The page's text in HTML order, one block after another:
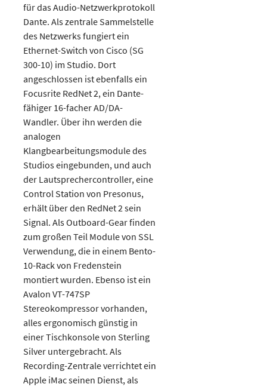
für das Audio-Netzwerkprotokoll
Dante. Als zentrale Sammelstelle
des Netzwerks fungiert ein
Ethernet-Switch von Cisco (SG
300-10) im Studio. Dort
angeschlossen ist ebenfalls ein
Focusrite RedNet 2, ein Dante-
fähiger 16-facher AD/DA-
Wandler. Über ihn werden die
analogen
Klangbearbeitungsmodule des
Studios eingebunden, und auch
der Lautsprechercontroller, eine
Control Station von Presonus,
erhält über den RedNet 2 sein
Signal. Als Outboard-Gear finden
zum großen Teil Module von SSL
Verwendung, die in einem Bento-
10-Rack von Fredenstein
montiert wurden. Ebenso ist ein
Avalon VT-747SP
Stereokompressor vorhanden,
alles ergonomisch günstig in
einer Tischkonsole von Sterling
Silver untergebracht. Als
Recording-Zentrale verrichtet ein
Apple iMac seinen Dienst, als